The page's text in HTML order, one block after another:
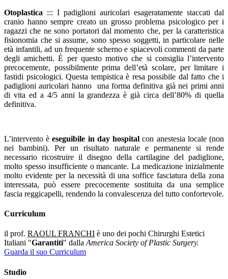
Otoplastica ::: I padiglioni auricolari esageratamente staccati dal
cranio hanno sempre creato un grosso problema psicologico per i
ragazzi che ne sono portatori dal momento che, per la caratteristica
fisionomia che si assume, sono spesso soggetti, in particolare nelle
età infantili, ad un frequente scherno e spiacevoli commenti da parte
degli amichetti. È per questo motivo che si consiglia l’intervento
precocemente, possibilmente prima dell’età scolare, per limitare i
fastidi psicologici. Questa tempistica è resa possibile dal fatto che i
padiglioni auricolari hanno una forma definitiva già nei primi anni
di vita ed a 4/5 anni la grandezza è già circa dell’80% di quella
definitiva.
L’intervento èeseguibile in day hospital con anestesia locale (non
nei bambini). Per un risultato naturale e permanente si rende
necessario ricostruire il disegno della cartilagine del padiglione,
molto spesso insufficiente o mancante. La medicazione inizialmente
molto evidente per la necessità di una soffice fasciatura della zona
interessata, può essere precocemente sostituita da una semplice
fascia reggicapelli, rendendo la convalescenza del tutto confortevole.
Curriculum
il prof. RAOUL FRANCHI è uno dei pochi Chirurghi Estetici
Italiani "Garantiti" dallaAmerica Society of Plastic Surgery.
Guarda il suo Curriculum
Studio